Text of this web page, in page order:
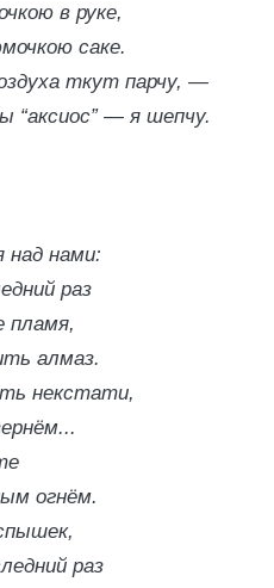
в руке,
саке.
ткут парчу, —
“аксиос” — я шепчу.
над нами:
раз
пламя,
алмаз.
некстати,
огнём.
раз